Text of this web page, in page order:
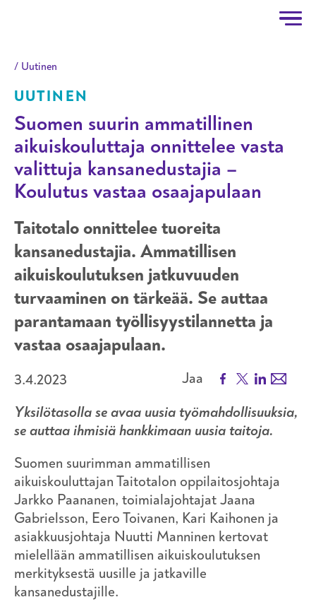
Uutinen
Suomen suurin ammatillinen
aikuiskouluttaja onnittelee vasta
valittuja kansanedustajia –
Koulutus vastaa osaajapulaan
UUTINEN
Taitotalo onnittelee tuoreita
kansanedustajia. Ammatillisen
aikuiskoulutuksen jatkuvuuden
turvaaminen on tärkeää. Se auttaa
parantamaan työllisyystilannetta ja
vastaa osaajapulaan.
3.4.2023 Jaa Facebook
X LinkedIn
Email
Yksilötasolla se avaa uusia työmahdollisuuksia,
se auttaa ihmisiä hankkimaan uusia taitoja.
Suomen suurimman ammatillisen
aikuiskouluttajan Taitotalon oppilaitosjohtaja
Jarkko Paananen, toimialajohtajat Jaana
Gabrielsson, Eero Toivanen, Kari Kaihonen ja
asiakkuusjohtaja Nuutti Manninen kertovat
mielellään ammatillisen aikuiskoulutuksen
merkityksestä uusille ja jatkaville
kansanedustajille.